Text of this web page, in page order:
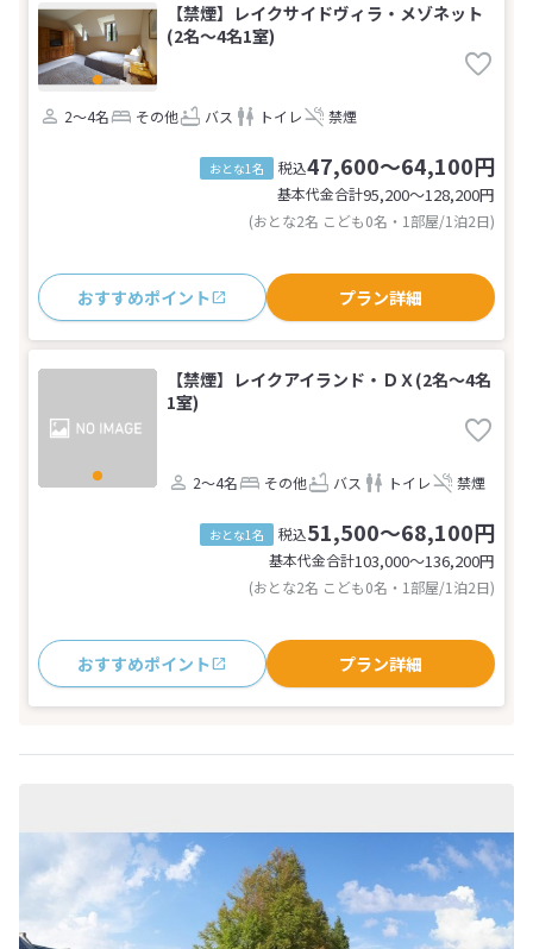
【禁煙】レイクサイドヴィラ・メゾネット
(2名～4名1室)
2～4名 その他 バス トイレ 禁煙
おとな1名 税込47,600～64,100円
基本代金合計95,200〜128,200円
(おとな2名 こども0名・1部屋/1泊2日)
おすすめポイント プラン詳細
【禁煙】レイクアイランド・ＤＸ(2名～4名
1室)
2～4名 その他 バス トイレ 禁煙
おとな1名 税込51,500～68,100円
基本代金合計103,000〜136,200円
(おとな2名 こども0名・1部屋/1泊2日)
おすすめポイント プラン詳細